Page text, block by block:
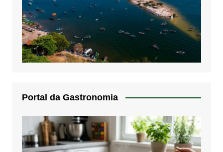
Portal da Gastronomia